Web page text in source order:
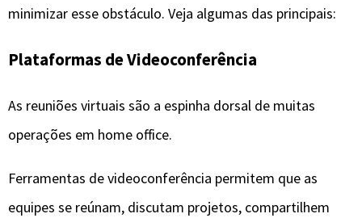
minimizar esse obstáculo. Veja algumas das principais:
Plataformas de Videoconferência
As reuniões virtuais são a espinha dorsal de muitas
operações em home office.
Ferramentas de videoconferência permitem que as
equipes se reúnam, discutam projetos, compartilhem